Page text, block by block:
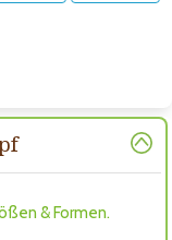
& Formen.